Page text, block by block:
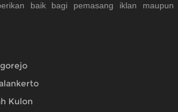
baik bagi pemasang iklan maupun
Kulon